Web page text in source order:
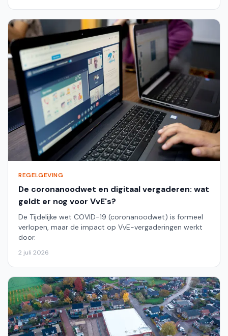
REGELGEVING
De coronanoodwet en digitaal vergaderen: wat
geldt er nog voor VvE's?
De Tijdelijke wet COVID-19 (coronanoodwet) is formeel
verlopen, maar de impact op VvE-vergaderingen werkt
door.
2 juli 2026